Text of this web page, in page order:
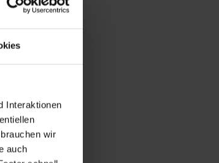
Interaktionen
wir
auch